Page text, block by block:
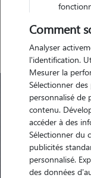
Animaute
Garde Chien
Garde Chat
Comment
Analyser
l'identification.
Mesurer la
Sélectionner
personnalisé de
contenu.
accéder à des
Sélectionner du
publicités
personnalisé.
des données